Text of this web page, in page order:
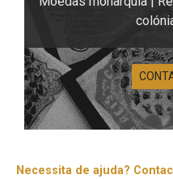
Necessita de ajuda?